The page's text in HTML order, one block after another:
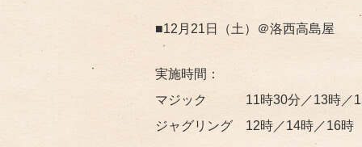
■12月21日（土）＠洛西高島屋
実施時間：
マジック 11時30分／13時／
ジャグリング 12時／14時／16時